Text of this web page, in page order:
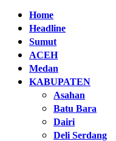
Home
Headline
Sumut
ACEH
Medan
KABUPATEN
Asahan
Batu Bara
Dairi
Deli Serdang